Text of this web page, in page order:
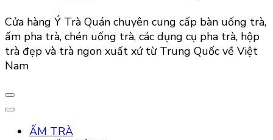
Cửa hàng Ý Trà Quán chuyên cung cấp bàn uống trà,
ấm pha trà, chén uống trà, các dụng cụ pha trà, hộp
trà đẹp và trà ngon xuất xứ từ Trung Quốc về Việt
Nam
ẤM TRÀ